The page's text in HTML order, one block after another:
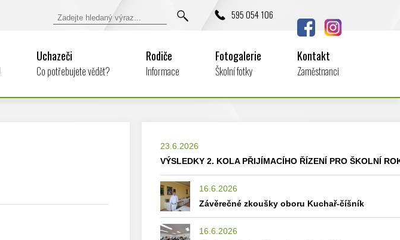
595 054 106
Uchazeči
Co potřebujete vědět?
Rodiče
Informace
Fotogalerie
Školní fotky
Kontakt
Zaměstnanci
23.6.2026
VÝSLEDKY 2. KOLA PŘIJÍMACÍHO ŘÍZENÍ PRO ŠKOLNÍ
16.6.2026
Závěrečné zkoušky oboru Kuchař-číšník
16.6.2026